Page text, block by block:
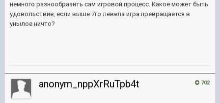
немного разнообразить сам игровой процесс. Какое может быть
удовольствие, если выше 7го левела игра превращается в
унылое ничто?
702
anonym_nppXrRuTpb4t